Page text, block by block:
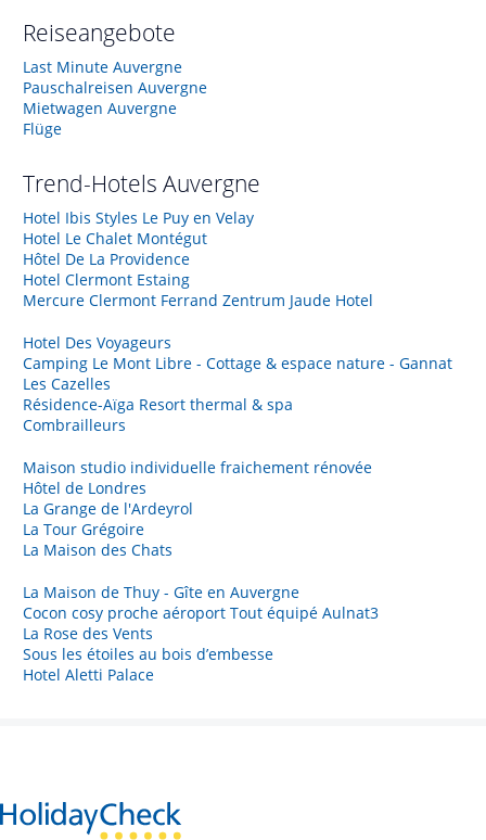
Reiseangebote
Last Minute Auvergne
Pauschalreisen Auvergne
Mietwagen Auvergne
Flüge
Trend-Hotels Auvergne
Hotel Ibis Styles Le Puy en Velay
Hotel Le Chalet Montégut
Hôtel De La Providence
Hotel Clermont Estaing
Mercure Clermont Ferrand Zentrum Jaude Hotel
Hotel Des Voyageurs
Camping Le Mont Libre - Cottage & espace nature - Gannat
Les Cazelles
Résidence-Aïga Resort thermal & spa
Combrailleurs
Maison studio individuelle fraichement rénovée
Hôtel de Londres
La Grange de l'Ardeyrol
La Tour Grégoire
La Maison des Chats
La Maison de Thuy - Gîte en Auvergne
Cocon cosy proche aéroport Tout équipé Aulnat3
La Rose des Vents
Sous les étoiles au bois d’embesse
Hotel Aletti Palace